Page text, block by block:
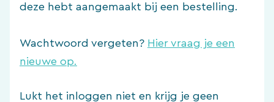
deze hebt aangemaakt bij een bestelling.
Wachtwoord vergeten? Hier vraag je een
nieuwe op.
Lukt het inloggen niet en krijg je geen